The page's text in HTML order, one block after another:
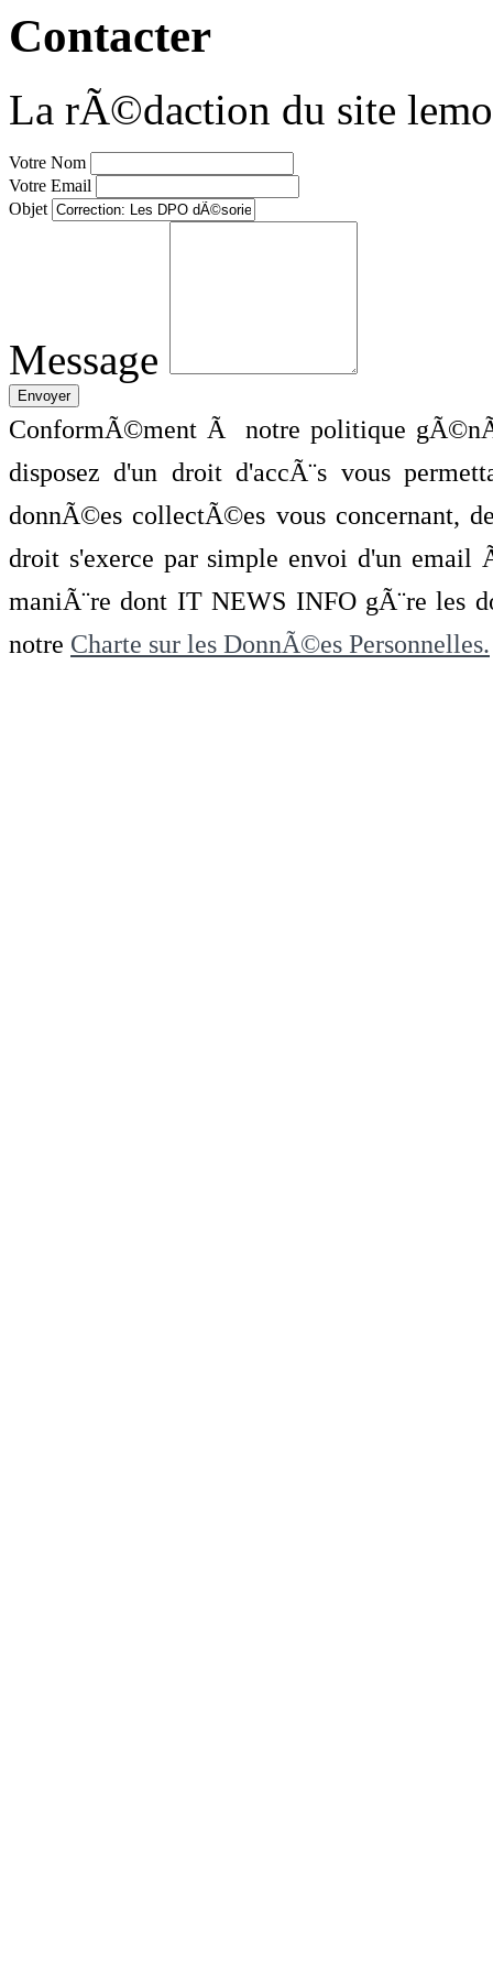
Contacter
La rÃ©daction du site
Votre Nom
Votre Email
Objet
Message
ConformÃ©ment Ã notre politique
disposez d'un droit d'accÃ¨s vous
donnÃ©es collectÃ©es vous concernant,
droit s'exerce par simple envoi d'un
maniÃ¨re dont IT NEWS INFO gÃ¨re les
notre Charte sur les DonnÃ©es Personnelles.